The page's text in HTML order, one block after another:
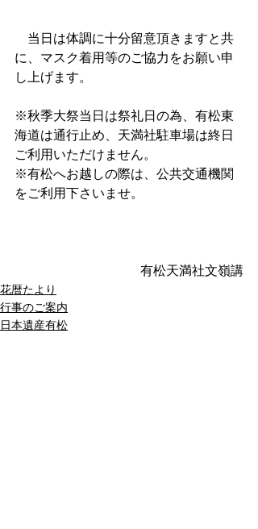
当日は体調に十分留意頂きますと共
に、マスク着用等のご協力をお願い申
し上げます。
※秋季大祭当日は祭礼日の為、有松東
海道は通行止め、天満社駐車場は終日
ご利用いただけません。
※有松へお越しの際は、公共交通機関
をご利用下さいませ。
有松天満社文嶺講
花暦たより
行事のご案内
日本遺産有松